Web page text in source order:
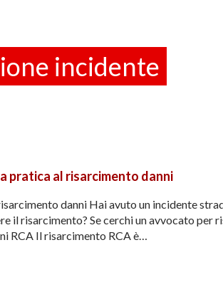
incidente
pratica al risarcimento danni
danni Hai avuto un incidente
il risarcimento? Se cerchi un avvocato per
RCA Il risarcimento RCA è…